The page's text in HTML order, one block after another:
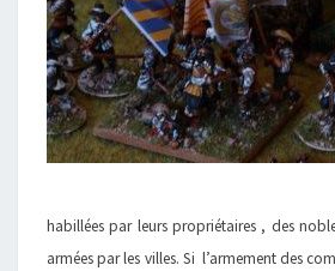
habillées par leurs propriétaires , des
armées par les villes. Si l’armement des